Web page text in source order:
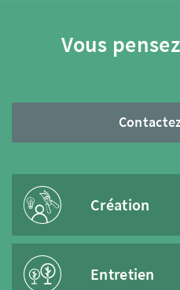
Vous
Création
Entretien